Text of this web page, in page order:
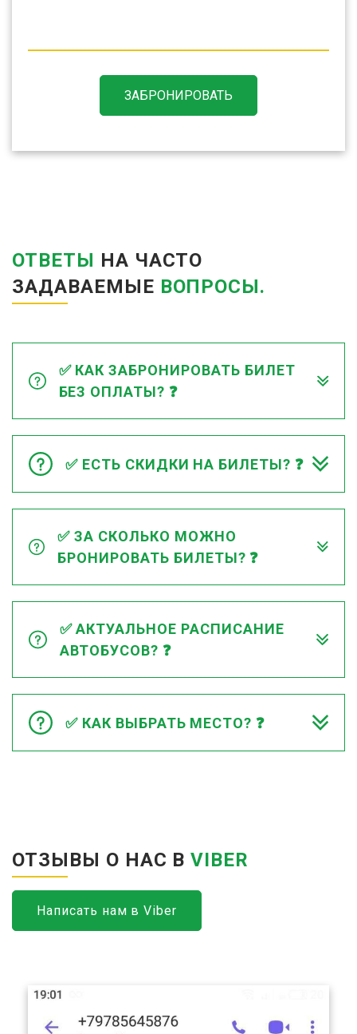
ЗАБРОНИРОВАТЬ
ОТВЕТЫ НА ЧАСТО
ЗАДАВАЕМЫЕ ВОПРОСЫ.
✅ КАК ЗАБРОНИРОВАТЬ БИЛЕТ
БЕЗ ОПЛАТЫ? ❓
✅ ЕСТЬ СКИДКИ НА БИЛЕТЫ? ❓
✅ ЗА СКОЛЬКО МОЖНО
БРОНИРОВАТЬ БИЛЕТЫ? ❓
✅ АКТУАЛЬНОЕ РАСПИСАНИЕ
АВТОБУСОВ? ❓
✅ КАК ВЫБРАТЬ МЕСТО? ❓
ОТЗЫВЫ О НАС ВVIBER
Написать нам в Viber